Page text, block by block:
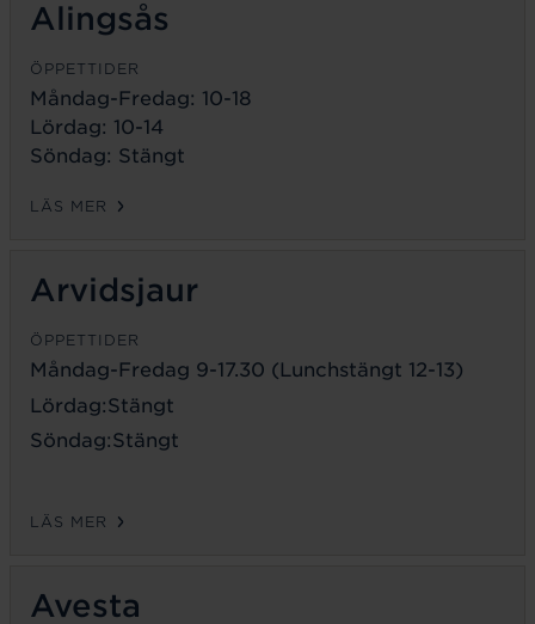
Alingsås
ÖPPETTIDER
Måndag-Fredag: 10-18
Lördag: 10-14
Söndag: Stängt
LÄS MER
Arvidsjaur
ÖPPETTIDER
Måndag-Fredag 9-17.30 (Lunchstängt 12-13)
Lördag:Stängt
Söndag:Stängt
LÄS MER
Avesta